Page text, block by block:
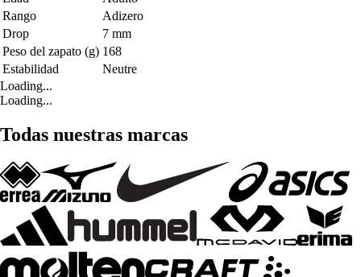
Rango
Adizero
Drop
7 mm
Peso del zapato (g) 168
Estabilidad
Neutre
Loading...
Loading...
Todas nuestras marcas